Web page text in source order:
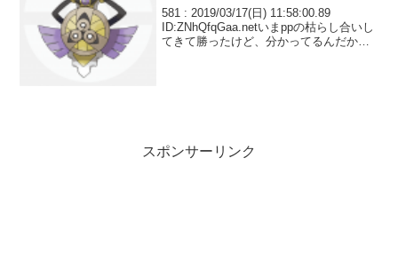
581 : 2019/03/17(日) 11:58:00.89
ID:ZNhQfqGaa.netいまppの枯らし合いし
てきて勝ったけど、分かってるんだから
スポンサーリンク